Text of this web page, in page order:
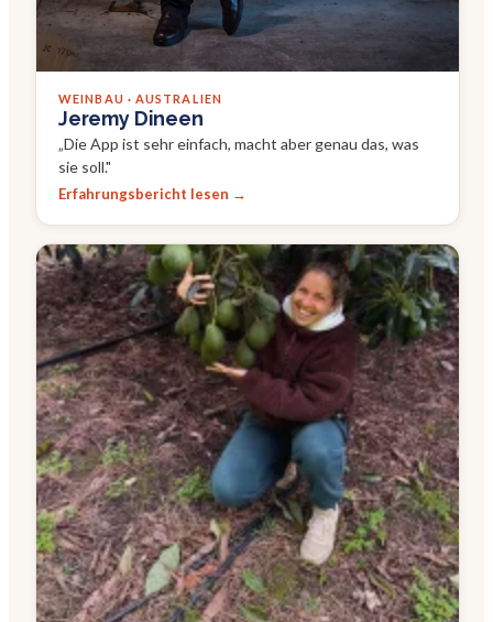
WEINBAU · AUSTRALIEN
Jeremy Dineen
„Die App ist sehr einfach, macht aber genau das, was
sie soll."
Erfahrungsbericht lesen →